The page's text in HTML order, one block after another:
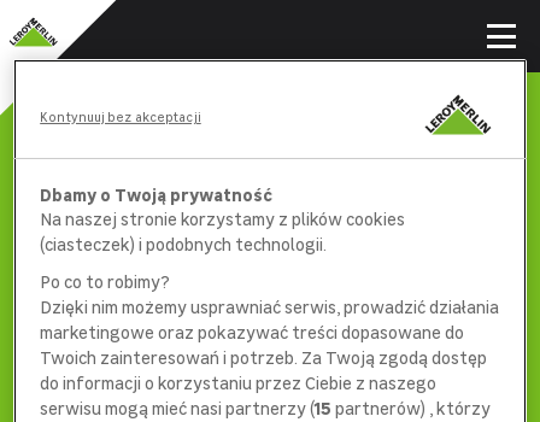
Dbamy o Twoją prywatność
Na naszej stronie korzystamy z plików cookies
(ciasteczek) i podobnych technologii.
Po co to robimy?
Dzięki nim możemy usprawniać serwis, prowadzić działania
marketingowe oraz pokazywać treści dopasowane do
Twoich zainteresowań i potrzeb. Za Twoją zgodą dostęp
do informacji o korzystaniu przez Ciebie z naszego
serwisu mogą mieć nasi partnerzy (15 partnerów) , którzy
Kontynuuj bez akceptacji